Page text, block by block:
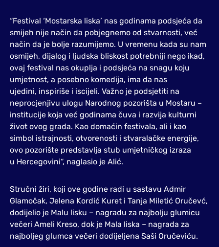
“Festival ‘Mostarska liska’ nas godinama podsjeća da
smijeh nije način da pobjegnemo od stvarnosti, već
način da je bolje razumijemo. U vremenu kada su nam
osmijeh, dijalog i ljudska bliskost potrebniji nego ikad,
ovaj festival nas okuplja i podsjeća na snagu koju
umjetnost, a posebno komedija, ima da nas
ujedini, inspiriše i iscijeli. Važno je podsjetiti na
neprocjenjivu ulogu Narodnog pozorišta u Mostaru –
institucije koja već godinama čuva i razvija kulturni
život ovog grada. Kao domaćin festivala, ali i kao
simbol istrajnosti, otvorenosti i stvaralačke energije,
ovo pozorište predstavlja stub umjetničkog izraza
u Hercegovini“, naglasio je Alić.
Stručni žiri, koji ove godine radi u sastavu Admir
Glamočak, Jelena Kordić Kuret i Tanja Miletić Oručevć,
dodijelio je Malu lisku – nagradu za najbolju glumicu
večeri Ameli Kreso, dok je Mala liska – nagrada za
najboljeg glumca večeri dodijeljena Saši Oručeviću.